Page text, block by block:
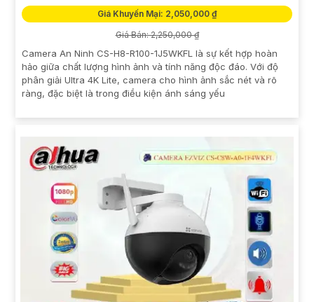
Giá Khuyến Mại: 2,050,000 ₫
Giá Bán: 2,250,000 ₫
Camera An Ninh CS-H8-R100-1J5WKFL là sự kết hợp hoàn
hảo giữa chất lượng hình ảnh và tính năng độc đáo. Với độ
phân giải Ultra 4K Lite, camera cho hình ảnh sắc nét và rõ
ràng, đặc biệt là trong điều kiện ánh sáng yếu